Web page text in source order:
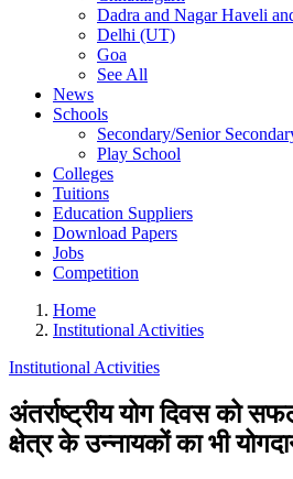
Dadra and Nagar Haveli
Delhi (UT)
Goa
See All
News
Schools
Secondary/Senior
Play School
Colleges
Tuitions
Education Suppliers
Download Papers
Jobs
Competition
Home
Institutional Activities
Institutional Activities
अंतर्राष्ट्रीय योग दिवस को
क्षेत्र के उन्नायकों का भी